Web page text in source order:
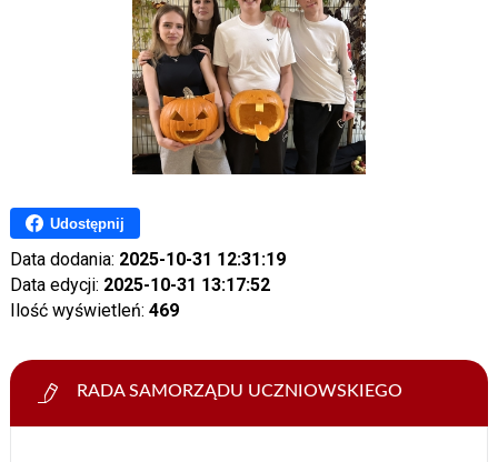
Udostępnij
Data dodania: 2025-10-31 12:31:19
Data edycji: 2025-10-31 13:17:52
Ilość wyświetleń: 469
RADA SAMORZĄDU UCZNIOWSKIEGO